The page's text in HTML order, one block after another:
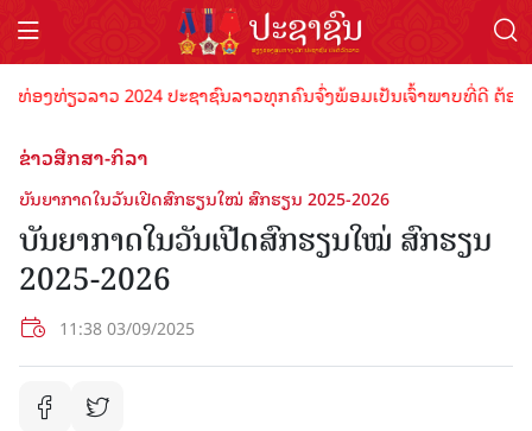
ຽວລາວ 2024 ປະຊາຊົນລາວທຸກຄົນຈົ່ງພ້ອມເປັນເຈົ້າພາບທີ່ດີ ຕ້ອນຮັບ
ຂ່າວສືກສາ-ກິລາ
ບັນຍາກາດໃນວັນເປີດສົກຮຽນໃໝ່ ສົກຮຽນ 2025-2026
ບັນຍາກາດໃນວັນເປີດສົກຮຽນໃໝ່ ສົກຮຽນ
2025-2026
11:38 03/09/2025